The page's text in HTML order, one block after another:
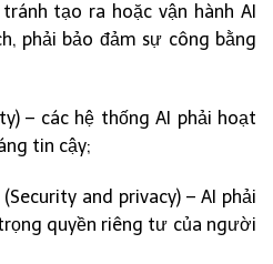
tạo ra hoặc vận hành AI
phải bảo đảm sự công bằng
– các hệ thống AI phải hoạt
tin cậy;
and privacy) – AI phải
quyền riêng tư của người